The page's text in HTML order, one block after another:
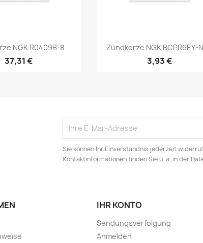
Vorschau
NGK R0409B-8
37,31 €
 Vorschau
Zündkerze NGK BCPR6EY-
3,93 €
Sie können Ihr Einverständnis jederzeit
Kontaktinformationen finden Sie u. a. in der
IHR KONTO
Sendungsverfolgung
Anmelden